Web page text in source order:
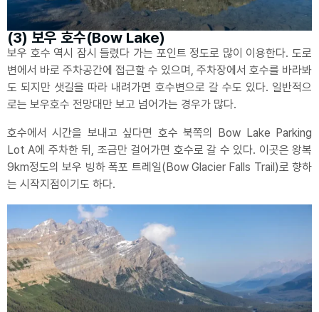
(3) 보우 호수(Bow Lake)
보우 호수 역시 잠시 들렸다 가는 포인트 정도로 많이 이용한다. 도로
변에서 바로 주차공간에 접근할 수 있으며, 주차장에서 호수를 바라봐
도 되지만 샛길을 따라 내려가면 호수변으로 갈 수도 있다. 일반적으
로는 보우호수 전망대만 보고 넘어가는 경우가 많다.
호수에서 시간을 보내고 싶다면 호수 북쪽의 Bow Lake Parking
Lot A에 주차한 뒤, 조금만 걸어가면 호수로 갈 수 있다. 이곳은 왕복
9km정도의 보우 빙하 폭포 트레일(Bow Glacier Falls Trail)로 향하
는 시작지점이기도 하다.